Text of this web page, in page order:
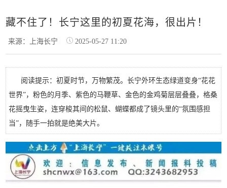
藏不住了！长宁这里的初夏花海，很出片！
来源：上海长宁 2025-05-27 11:20
阅读提示：初夏时节，万物繁茂。长宁外环生态绿道变身“花花
世界”，粉色的月季、紫色的马鞭草、金色的金鸡菊层层叠叠，格桑
花摇曳生姿，连穿梭其间的松鼠、蝴蝶都成了镜头里的“氛围感担
当”，随手一拍就是绝美大片。